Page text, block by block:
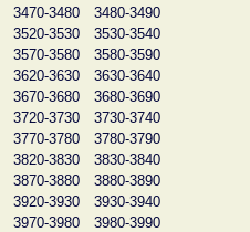
3470-3480
3480-3490
3520-3530
3530-3540
3570-3580
3580-3590
3620-3630
3630-3640
3670-3680
3680-3690
3720-3730
3730-3740
3770-3780
3780-3790
3820-3830
3830-3840
3870-3880
3880-3890
3920-3930
3930-3940
3970-3980
3980-3990